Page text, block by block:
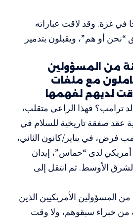
في غزة. وقد لاقت عباراته
أو هم”، ويقبلون بتدمير
من المسؤولين
مع ملفات
لديهم لفهمها
ترامب؟ فهذا الراعي متقلب،
عقد صفقة تاريخية للسلام في
فرض، في يناير/كانون الثاني،
أمريكي لدى “حماس”، إيدان
الأوسط. ثم انتقل إلى
المسؤولين الأمريكيين الذين
من خبراء سبقوهم، ولا وقت